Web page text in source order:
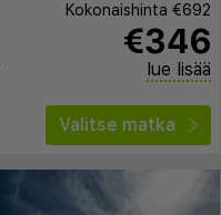
Kokonaishinta €692
€346
lue lisää
Valitse matka